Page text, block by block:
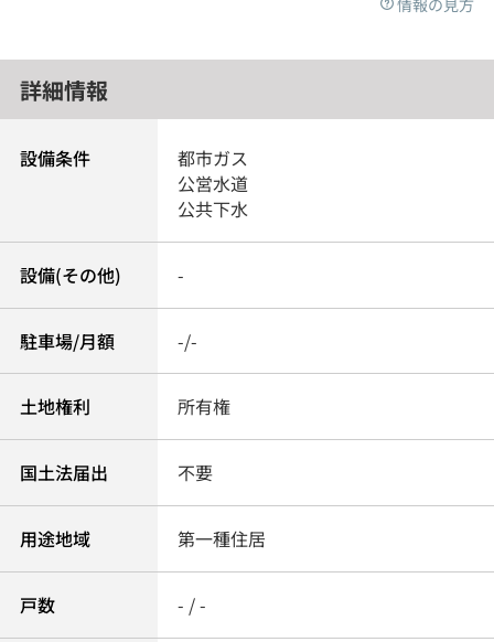
詳細情報
設備条件
都市ガス
公営水道
公共下水
設備(その他) -
駐車場/月額 -/-
土地権利 所有権
国土法届出 不要
用途地域 第一種住居
戸数 - / -